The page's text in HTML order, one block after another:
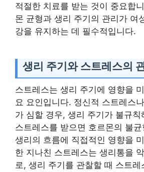
적절한 치료를 받는 것이 중요합
몬 균형과 생리 주기의 관리가 여
강을 유지하는 데 필수적입니다.
생리 주기와 스트레스의
스트레스는 생리 주기에 영향을
요 요인입니다. 정신적 스트레스
가 심할 경우, 생리 주기가 불규칙
스트레스를 받으면 호르몬의 불
생리의 흐름에 직접적인 영향을
한 지나친 스트레스는 생리통을
로, 생리 주기를 관찰할 때 스트